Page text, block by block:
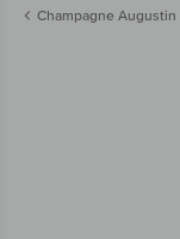
Champagne Augustin